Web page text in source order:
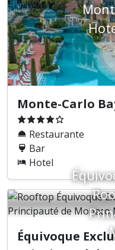
Monte-Carlo
Restaurante
Bar
Hotel
Équivoque